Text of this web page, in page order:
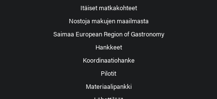
Itäiset matkakohteet
Nostoja makujen maailmasta
Saimaa European Region of Gastronomy
Hankkeet
Koordinaatiohanke
Pilotit
Materiaalipankki